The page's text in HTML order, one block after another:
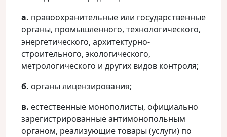
а. правоохранительные или государственные
органы, промышленного, технологического,
энергетического, архитектурно-
строительного, экологического,
метрологического и других видов контроля;
б. органы лицензирования;
в. естественные монополисты, официально
зарегистрированные антимонопольным
органом, реализующие товары (услуги) по